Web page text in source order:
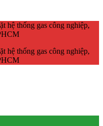
hệ thống gas công nghiệp,
hệ thống gas công nghiệp,